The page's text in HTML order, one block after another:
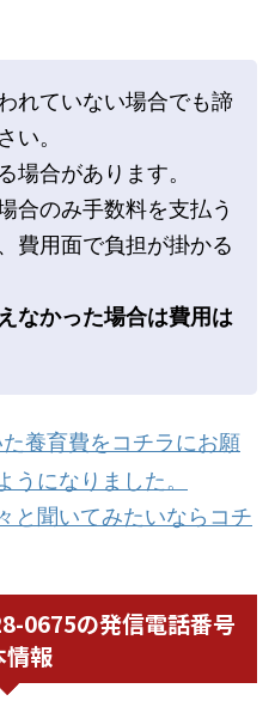
れていない場合でも諦
い。
場合があります。
合のみ手数料を支払う
費用面で負担が掛かる
なかった場合は費用は
養育費をコチラにお願
うになりました。
と聞いてみたいならコチ
0675の発信電話番号
情報